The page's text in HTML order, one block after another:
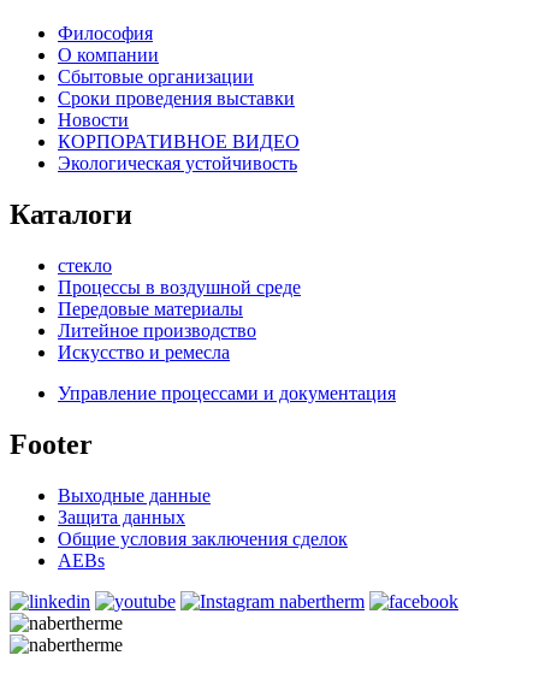
Философия
О компании
Сбытовые организации
Сроки проведения выставки
Новости
КОРПОРАТИВНОЕ ВИДЕО
Экологическая устойчивость
Каталоги
стекло
Процессы в воздушной среде
Передовые материалы
Литейное производство
Искусство и ремесла
Управление процессами и документация
Footer
Выходные данные
Защита данных
Общие условия заключения сделок
AEBs